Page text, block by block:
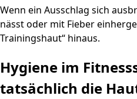
Wenn ein Ausschlag sich
nässt oder mit Fieber
Trainingshaut“ hinaus.
Hygiene im
tatsächlich die